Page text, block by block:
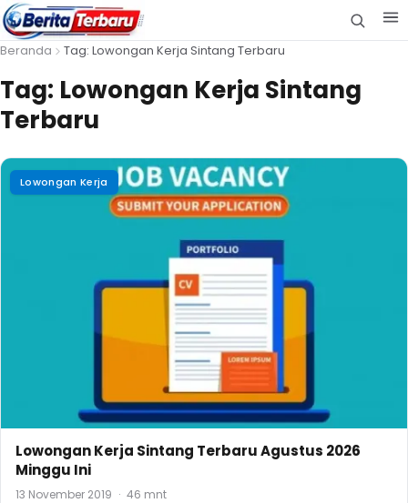
Beranda Tag: Lowongan Kerja Sintang Terbaru
Tag: Lowongan Kerja Sintang
Terbaru
Lowongan Kerja
Lowongan Kerja Sintang Terbaru Agustus 2026
Minggu Ini
13 November 2019 · 46 mnt